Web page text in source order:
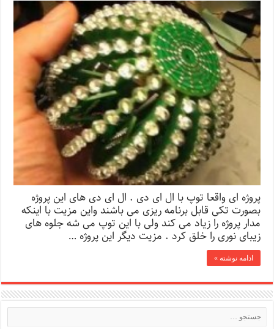
پروژه ای واقعا توپ با ال ای دی . ال ای دی های این پروژه
بصورت تکی قابل برنامه ریزی می باشند واین مزیت با اینکه
مدار پروژه را زیاد می کند ولی با این توپ می شه جلوه های
زیبای نوری را خلق کرد . مزیت دیگر این پروژه …
ادامه نوشته »